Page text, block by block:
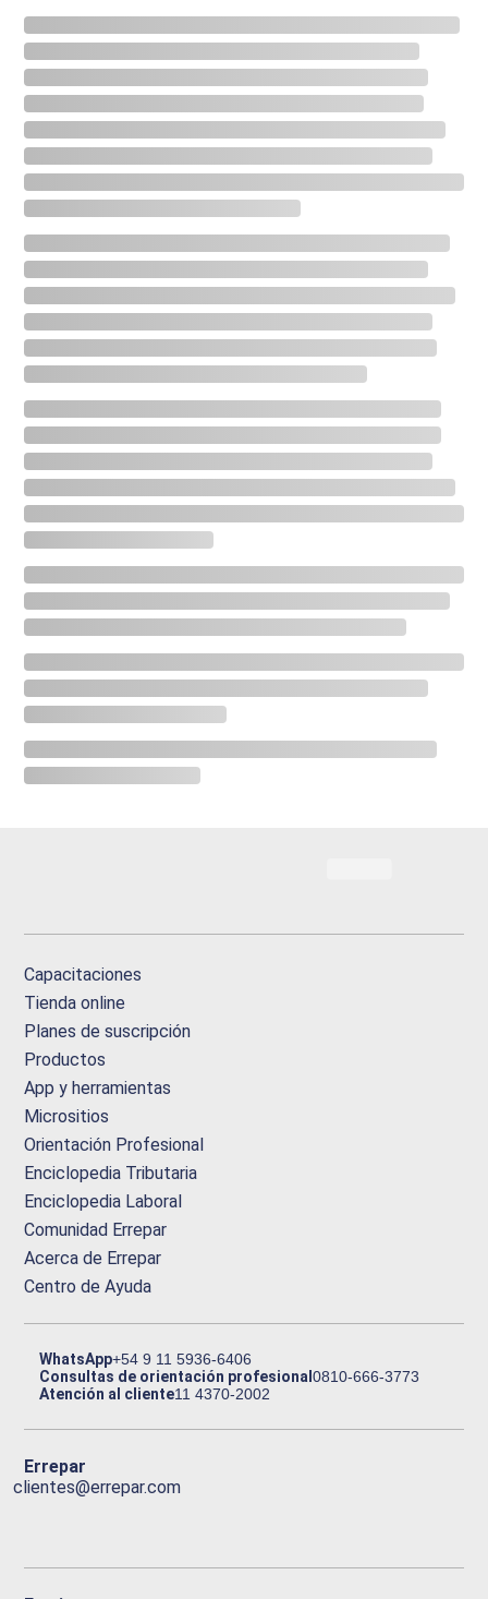
Capacitaciones
Tienda online
Planes de suscripción
Productos
App y herramientas
Micrositios
Orientación Profesional
Enciclopedia Tributaria
Enciclopedia Laboral
Comunidad Errepar
Acerca de Errepar
Centro de Ayuda
WhatsApp+54 9 11 5936-6406
Consultas de orientación profesional0810-666-3773
Atención al cliente11 4370-2002
Errepar
clientes@errepar.com